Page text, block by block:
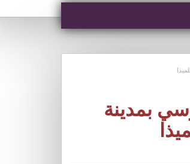
بمدينة